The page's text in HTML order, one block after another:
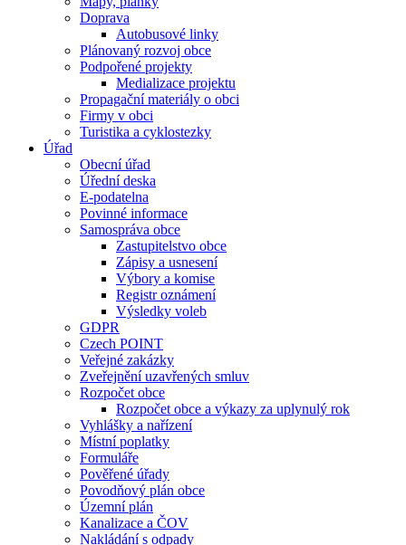
Doprava
Autobusové linky
Plánovaný rozvoj obce
Podpořené projekty
Medializace projektu
Propagační materiály o obci
Firmy v obci
Turistika a cyklostezky
Úřad
Obecní úřad
Úřední deska
E-podatelna
Povinné informace
Samospráva obce
Zastupitelstvo obce
Zápisy a usnesení
Výbory a komise
Registr oznámení
Výsledky voleb
GDPR
Czech POINT
Veřejné zakázky
Zveřejnění uzavřených smluv
Rozpočet obce
Rozpočet obce a výkazy za uplynulý rok
Vyhlášky a nařízení
Místní poplatky
Formuláře
Pověřené úřady
Povodňový plán obce
Územní plán
Kanalizace a ČOV
Nakládání s odpady